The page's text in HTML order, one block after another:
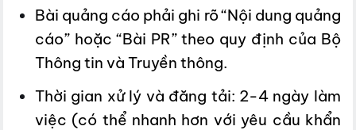
Bài quảng cáo phải ghi rõ “Nội dung quảng
cáo” hoặc “Bài PR” theo quy định của Bộ
Thông tin và Truyền thông.
Thời gian xử lý và đăng tải: 2-4 ngày làm
việc (có thể nhanh hơn với yêu cầu khẩn